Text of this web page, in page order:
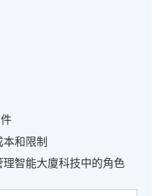
和限制
智能大廈科技中的角色